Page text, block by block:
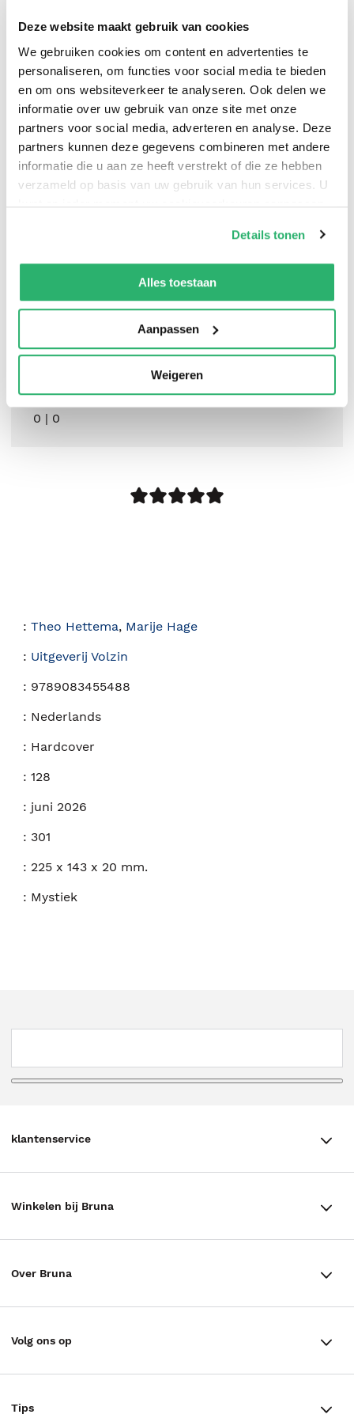
Deze website maakt gebruik van cookies
We gebruiken cookies om content en advertenties te
personaliseren, om functies voor social media te bieden
en om ons websiteverkeer te analyseren. Ook delen we
informatie over uw gebruik van onze site met onze
partners voor social media, adverteren en analyse. Deze
partners kunnen deze gegevens combineren met andere
informatie die u aan ze heeft verstrekt of die ze hebben
verzameld op basis van uw gebruik van hun services. U
kunt op ieder moment uw cookievoorkeuren aanpassen
We werken samen met42 derdendie uw gegevens
kunnen ontvangen en verwerken.
Details tonen
Alles toestaan
Aanpassen
Weigeren
verhalen en woorden uit de christelijke, spirituele
traditie, die voor hem betekenis hebben gekregen.
‘Een levendig verslag van een eigentijds mystiek
avontuur.’ - Jean-Jacques Suurmond, theoloog en
publicist.
Theo HettemaenMarije Hage.
0 | 0
: Theo Hettema, Marije Hage
: Uitgeverij Volzin
: 9789083455488
: Nederlands
: Hardcover
: 128
: juni 2026
: 301
: 225 x 143 x 20 mm.
: Mystiek
klantenservice
Annuleren & Retourneren
Veelgestelde vragen
Zakelijk boeken bestellen
Winkelen bij Bruna
Staatsloterij
Over Bruna
Volg ons op
Tips